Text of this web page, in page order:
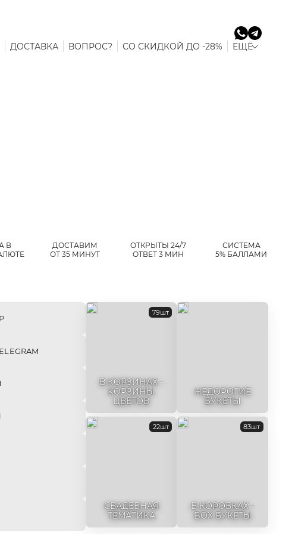
ДОСТАВКА ВОПРОС? СО СКИДКОЙ ДО -28% ЕЩЁ
В
ДОСТАВИМ
ОТ 35 МИНУТ
ОТКРЫТЫ 24/7
ОТВЕТ 3 МИН
СИСТЕМА
5% БАЛЛАМИ
79шт
В КОРЗИНАХ -
КОРЗИНЫ
ЦВЕТОВ
НЕДОРОГИЕ
БУКЕТЫ
22шт
СВАДЕБНАЯ
ТЕМАТИКА
83шт
В КОРОБКАХ -
BOX БУКЕТЫ